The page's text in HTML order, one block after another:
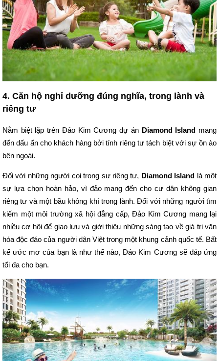
4. Căn hộ nghỉ dưỡng đúng nghĩa, trong lành và
riêng tư
Nằm biệt lặp trên Đảo Kim Cương dự án Diamond Island mang
đến dấu ấn cho khách hàng bởi tính riêng tư tách biệt với sự ồn ào
bên ngoài.
Đối với những người coi trọng sự riêng tư, Diamond Island là một
sự lựa chọn hoàn hảo, vì đảo mang đến cho cư dân không gian
riêng tư và một bầu không khí trong lành. Đối với những người tìm
kiếm một môi trường xã hội đẳng cấp, Đảo Kim Cương mang lại
nhiều cơ hội để giao lưu và giới thiệu những sáng tạo về giá trị văn
hóa độc đáo của người dân Việt trong một khung cảnh quốc tế. Bất
kể ước mơ của bạn là như thế nào, Đảo Kim Cương sẽ đáp ứng
tối đa cho bạn.